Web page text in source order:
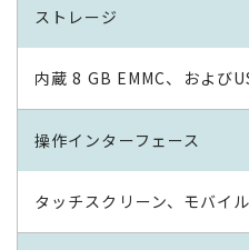
ストレージ
内蔵 8 GB EMMC、および
操作インターフェース
タッチスクリーン、モバイ